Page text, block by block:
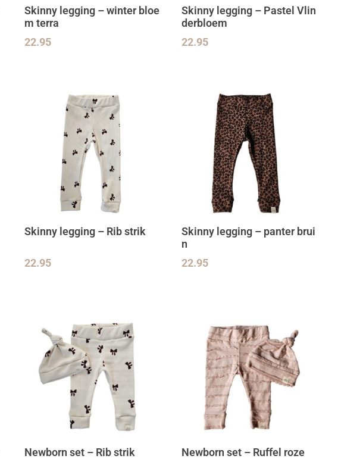
Skinny legging – winter bloe
m terra
22.95
Skinny legging – Pastel Vlin
derbloem
22.95
Skinny legging – Rib strik
22.95
Skinny legging – panter brui
n
22.95
Newborn set – Rib strik Newborn set – Ruffel roze